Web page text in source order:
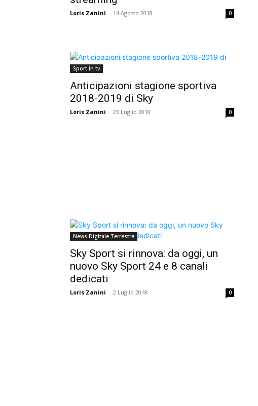
Loris Zanini - 14 Agosto 2018 0
Sport in tv
Anticipazioni stagione sportiva
2018-2019 di Sky
Loris Zanini - 23 Luglio 2018 0
News Digitale Terrestre
Sky Sport si rinnova: da oggi, un
nuovo Sky Sport 24 e 8 canali
dedicati
Loris Zanini - 2 Luglio 2018 0